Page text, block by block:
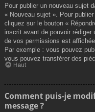
Pour publier un nouveau sujet
« Nouveau sujet ». Pour
cliquez sur le bouton «
inscrit avant de pouvoir
de vos permissions est
Par exemple : vous pouvez
vous pouvez transférer des
Haut
Comment puis-je
message ?